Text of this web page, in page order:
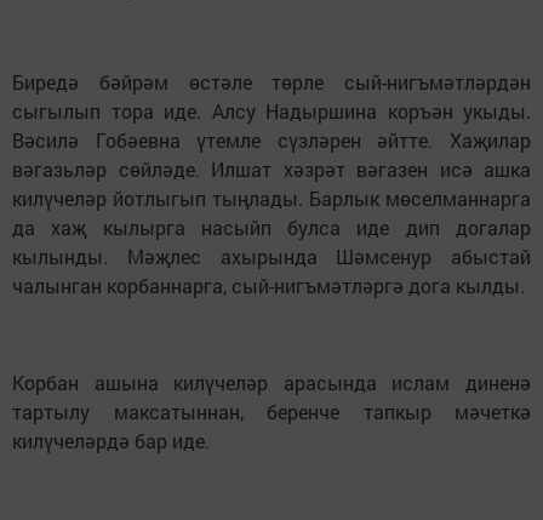
Биредә бәйрәм өстәле төрле сый-нигъмәтләрдән
сыгылып тора иде. Алсу Надыршина коръән укыды.
Вәсилә Гобәевна үтемле сүзләрен әйтте. Хаҗилар
вәгазьләр сөйләде. Илшат хәзрәт вәгазен исә ашка
килүчеләр йотлыгып тыңлады. Барлык мөселманнарга
да хаҗ кылырга насыйп булса иде дип догалар
кылынды. Мәҗлес ахырында Шәмсенур абыстай
чалынган корбаннарга, сый-нигъмәтләргә дога кылды.
Корбан ашына килүчеләр арасында ислам диненә
тартылу максатыннан, беренче тапкыр мәчеткә
килүчеләрдә бар иде.